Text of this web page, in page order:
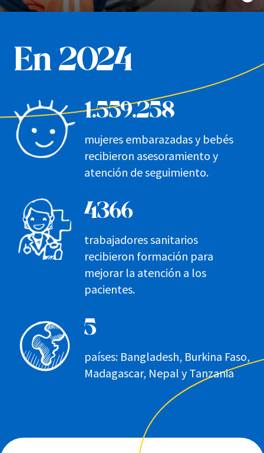
En 2024
1.559.258
mujeres embarazadas y bebés
recibieron asesoramiento y
atención de seguimiento.
4366
trabajadores sanitarios
recibieron formación para
mejorar la atención a los
pacientes.
5
países: Bangladesh, Burkina Faso,
Madagascar, Nepal y Tanzania